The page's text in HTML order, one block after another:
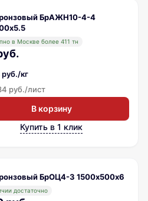
БрАЖН10-4-4
в Москве более 411 тн
кг
руб./лист
В корзину
Купить в 1 клик
БрОЦ4-3 1500х500х6
достаточно